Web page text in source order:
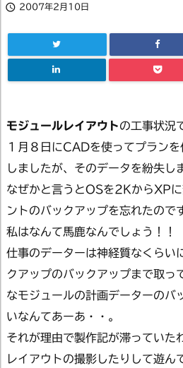
 2007年2月10日
モジュールレイアウトの工事状況
１月８日にCADを使ってプラン
しましたが、そのデータを紛失し
なぜかと言うとOSを2KからXP
ントのバックアップを忘れたので
私はなんて馬鹿なんでしょう！！
仕事のデーターは神経質なくらい
クアップのバックアップまで取っ
なモジュールの計画データーのバ
いなんてあーあ・・。
それが理由で製作記が滞っていた
レイアウトの撮影したりして遊ん